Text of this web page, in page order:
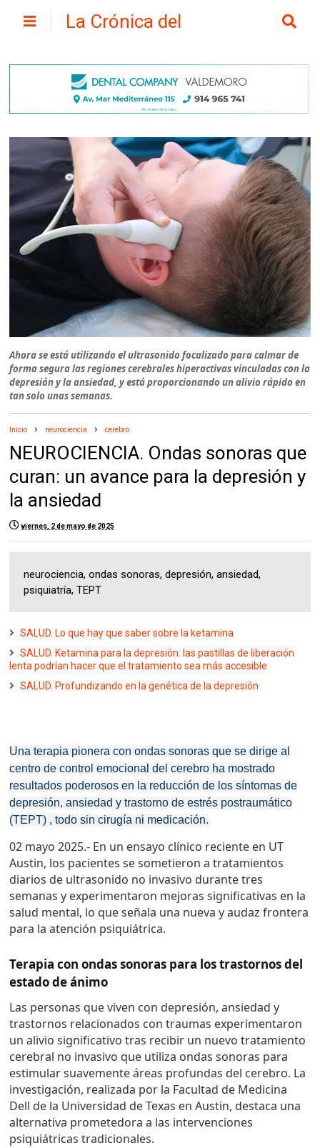
La Crónica del
Ahora se está utilizando el ultrasonido focalizado para calmar de
forma segura las regiones cerebrales hiperactivas vinculadas con la
depresión y la ansiedad, y está proporcionando un alivio rápido en
tan solo unas semanas.
Inicio neurociencia cerebro
NEUROCIENCIA. Ondas sonoras que
curan: un avance para la depresión y
la ansiedad
viernes, 2 de mayo de 2025
neurociencia, ondas sonoras, depresión, ansiedad,
psiquiatría, TEPT
SALUD. Lo que hay que saber sobre la ketamina
SALUD. Ketamina para la depresión: las pastillas de liberación
lenta podrían hacer que el tratamiento sea más accesible
SALUD. Profundizando en la genética de la depresión
Una terapia pionera con ondas sonoras que se dirige al
centro de control emocional del cerebro ha mostrado
resultados poderosos en la reducción de los síntomas de
depresión, ansiedad y trastorno de estrés postraumático
(TEPT) , todo sin cirugía ni medicación.
02 mayo 2025.- En un ensayo clínico reciente en UT
Austin, los pacientes se sometieron a tratamientos
diarios de ultrasonido no invasivo durante tres
semanas y experimentaron mejoras significativas en la
salud mental, lo que señala una nueva y audaz frontera
para la atención psiquiátrica.
Terapia con ondas sonoras para los trastornos del
estado de ánimo
Las personas que viven con depresión, ansiedad y
trastornos relacionados con traumas experimentaron
un alivio significativo tras recibir un nuevo tratamiento
cerebral no invasivo que utiliza ondas sonoras para
estimular suavemente áreas profundas del cerebro. La
investigación, realizada por la Facultad de Medicina
Dell de la Universidad de Texas en Austin, destaca una
alternativa prometedora a las intervenciones
psiquiátricas tradicionales.